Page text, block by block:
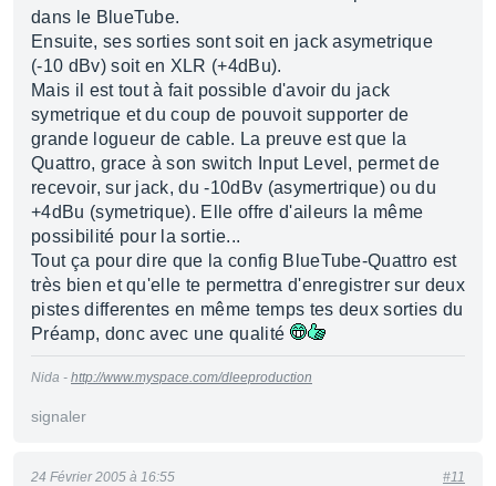
dans le BlueTube.
Ensuite, ses sorties sont soit en jack asymetrique
(-10 dBv) soit en XLR (+4dBu).
Mais il est tout à fait possible d'avoir du jack
symetrique et du coup de pouvoit supporter de
grande logueur de cable. La preuve est que la
Quattro, grace à son switch Input Level, permet de
recevoir, sur jack, du -10dBv (asymertrique) ou du
+4dBu (symetrique). Elle offre d'aileurs la même
possibilité pour la sortie...
Tout ça pour dire que la config BlueTube-Quattro est
très bien et qu'elle te permettra d'enregistrer sur deux
pistes differentes en même temps tes deux sorties du
Préamp, donc avec une qualité
Nida - http://www.myspace.com/dleeproduction
signaler
24 Février 2005 à 16:55 #11